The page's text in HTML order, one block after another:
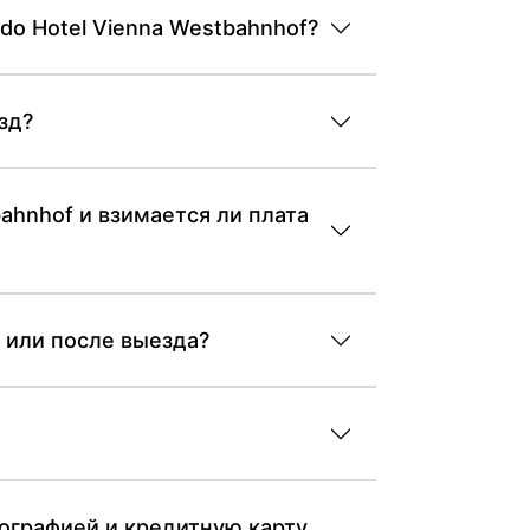
Hotel Vienna Westbahnhof?
и взимается ли плата
после выезда?